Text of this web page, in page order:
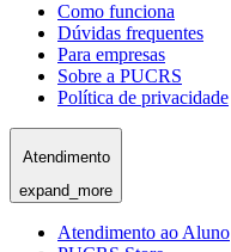
Como funciona
Dúvidas frequentes
Para empresas
Sobre a PUCRS
Política de privacidade
Atendimento
expand_more
Atendimento ao Aluno